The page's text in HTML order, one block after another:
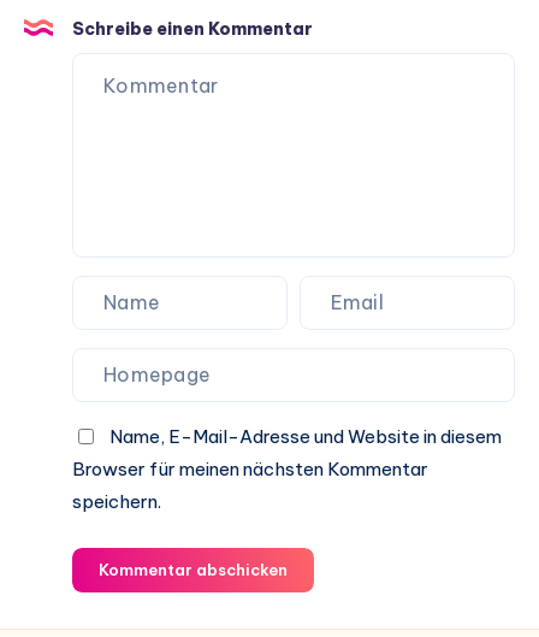
Schreibe einen Kommentar
Name, E-Mail-Adresse und Website in diesem
Browser für meinen nächsten Kommentar
speichern.
Kommentar abschicken